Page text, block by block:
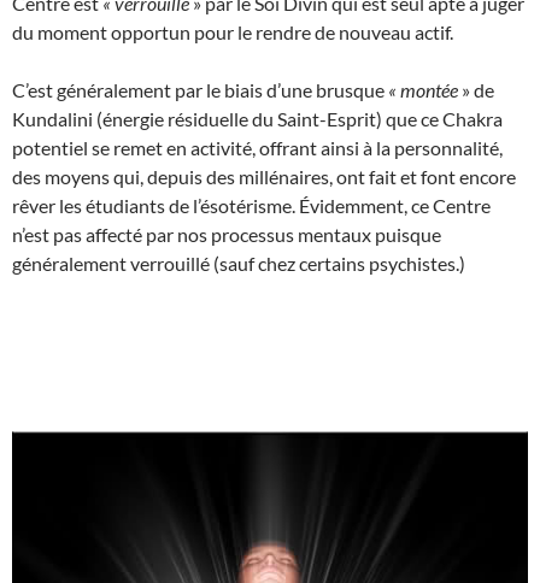
du moment opportun pour le rendre de nouveau actif.
C’est généralement par le biais d’une brusque « montée » de
Kundalini (énergie résiduelle du Saint-Esprit) que ce Chakra
potentiel se remet en activité, offrant ainsi à la personnalité,
des moyens qui, depuis des millénaires, ont fait et font encore
rêver les étudiants de l’ésotérisme. Évidemment, ce Centre
n’est pas affecté par nos processus mentaux puisque
généralement verrouillé (sauf chez certains psychistes.)